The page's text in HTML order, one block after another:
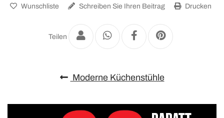
Wunschliste Schreiben Sie Ihren Beitrag Drucken
Teilen
Moderne Küchenstühle